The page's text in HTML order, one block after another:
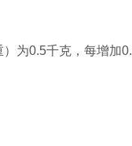
为0.5千克，每增加